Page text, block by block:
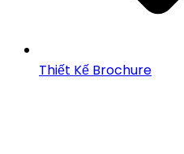
Thiết Kế Brochure